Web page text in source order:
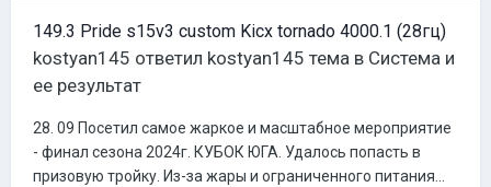
149.3 Pride s15v3 custom Kicx tornado 4000.1 (28гц)
kostyan145 ответил kostyan145 тема в Система и
ее результат
28. 09 Посетил самое жаркое и масштабное мероприятие
- финал сезона 2024г. КУБОК ЮГА. Удалось попасть в
призовую тройку. Из-за жары и ограниченного питания...